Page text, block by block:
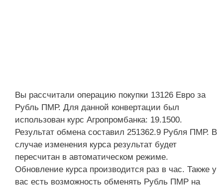
Вы рассчитали операцию покупки 13126 Евро за
Рубль ПМР. Для данной конвертации был
использован курс Агропромбанка: 19.1500.
Результат обмена составил 251362.9 Рубля ПМР. В
случае изменения курса результат будет
пересчитан в автоматическом режиме.
Обновление курса производится раз в час. Также у
вас есть возможность обменять Рубль ПМР на